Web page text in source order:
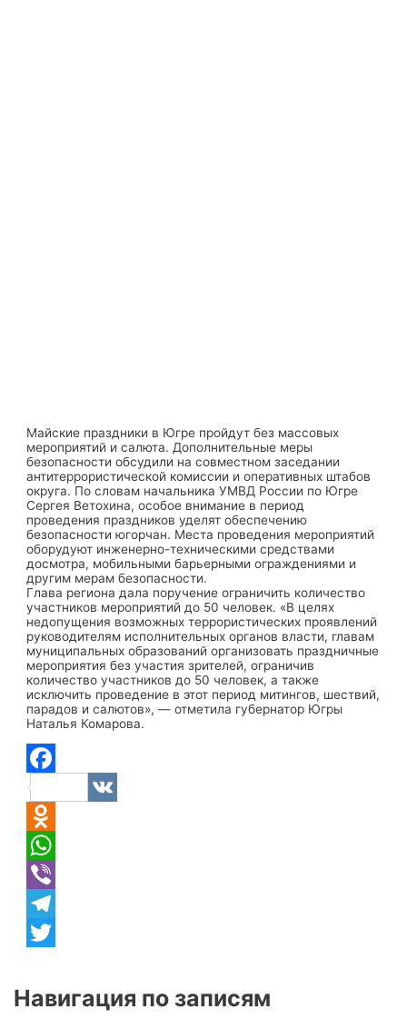
Майские праздники в Югре пройдут без массовых
мероприятий и салюта. Дополнительные меры
безопасности обсудили на совместном заседании
антитеррористической комиссии и оперативных штабов
округа. По словам начальника УМВД России по Югре
Сергея Ветохина, особое внимание в период
проведения праздников уделят обеспечению
безопасности югорчан. Места проведения мероприятий
оборудуют инженерно-техническими средствами
досмотра, мобильными барьерными ограждениями и
другим мерам безопасности.
Глава региона дала поручение ограничить количество
участников мероприятий до 50 человек. «В целях
недопущения возможных террористических проявлений
руководителям исполнительных органов власти, главам
муниципальных образований организовать праздничные
мероприятия без участия зрителей, ограничив
количество участников до 50 человек, а также
исключить проведение в этот период митингов, шествий,
парадов и салютов», — отметила губернатор Югры
Наталья Комарова.
Facebook
VK
Odnoklassniki
WhatsApp
Viber
Telegram
Навигация по записям